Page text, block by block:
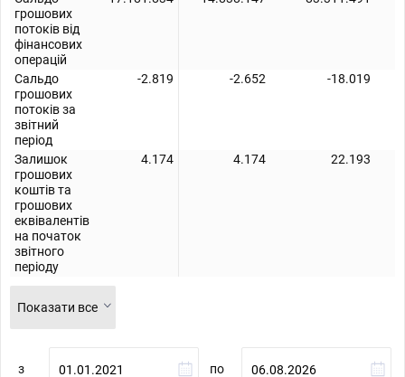
грошових
потоків від
фінансових
операцій
Сальдо
грошових
потоків за
звітний
період
-2.819 -2.652 -18.019
Залишок
грошових
коштів та
грошових
еквівалентів
на початок
звітного
періоду
4.174 4.174 22.193
Показати все
з по